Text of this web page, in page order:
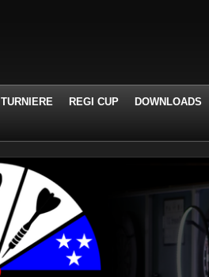
TURNIERE REGI CUP DOWNLOADS